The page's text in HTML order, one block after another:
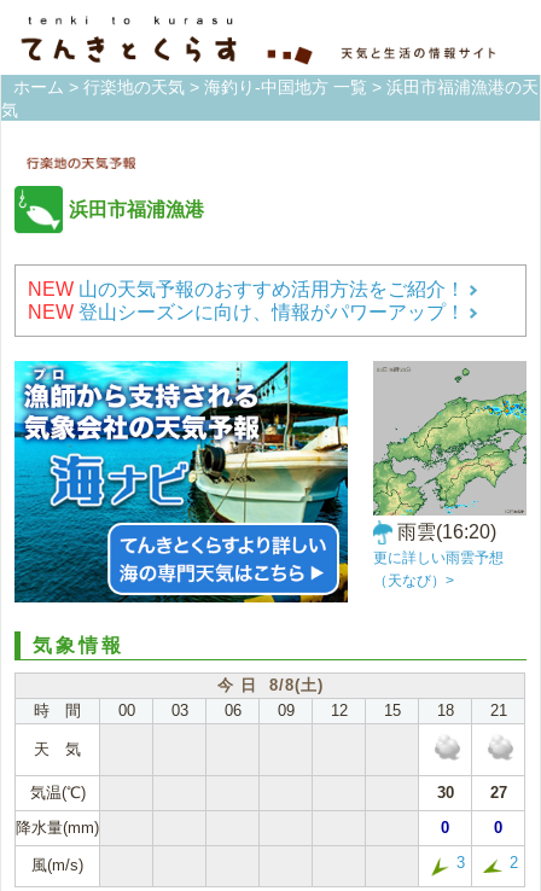
ホーム > 行楽地の天気 > 海釣り-中国地方 一覧 > 浜田市福浦漁港の天
気
浜田市福浦漁港
NEW 山の天気予報のおすすめ活用方法をご紹介！
NEW 登山シーズンに向け、情報がパワーアップ！
雨雲(16:20)
更に詳しい雨雲予想
（天なび）>
気象情報
今 日 8/8(土)
時 間
00 03 06 09 12 15 18 21
天 気
気温(℃) 30
27
降水量(mm)
0 0
風(m/s) 3 2